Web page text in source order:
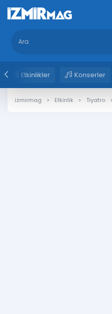
Etkinlikler Konserler
izmirmag Etkinlik Tiyatro